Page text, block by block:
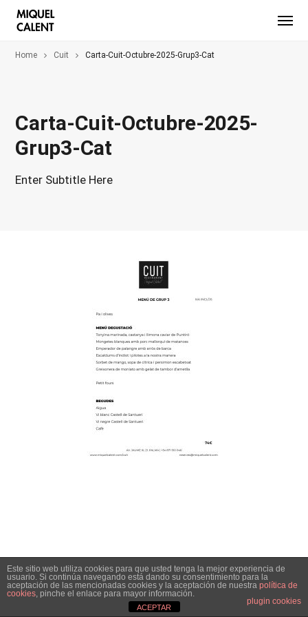
Home Cuit Carta-Cuit-Octubre-2025-Grup3-Cat
Carta-Cuit-Octubre-2025-
Grup3-Cat
Enter Subtitle Here
Este sitio web utiliza cookies para que usted tenga la mejor experiencia de
usuario. Si continúa navegando está dando su consentimiento para la
aceptación de las mencionadas cookies y la aceptación de nuestra política de
cookies, pinche el enlace para mayor información.
plugin cookies
ACEPTAR